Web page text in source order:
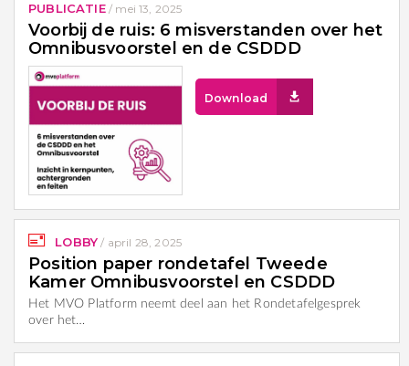
PUBLICATIE/ mei 13, 2025
Voorbij de ruis: 6 misverstanden over het
Omnibusvoorstel en de CSDDD
Download
LOBBY / april 28, 2025
Position paper rondetafel Tweede
Kamer Omnibusvoorstel en CSDDD
Het MVO Platform neemt deel aan het Rondetafelgesprek
over het…